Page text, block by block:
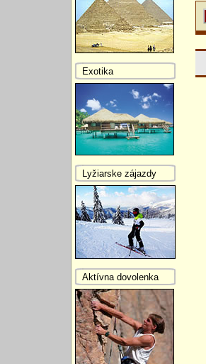
Exotika
Lyžiarske zájazdy
Aktívna dovolenka